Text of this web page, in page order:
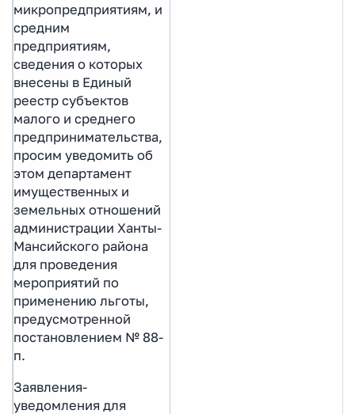
микропредприятиям, и
средним
предприятиям,
сведения о которых
внесены в Единый
реестр субъектов
малого и среднего
предпринимательства,
просим уведомить об
этом департамент
имущественных и
земельных отношений
администрации Ханты-
Мансийского района
для проведения
мероприятий по
применению льготы,
предусмотренной
постановлением № 88-
п.
Заявления-
уведомления для